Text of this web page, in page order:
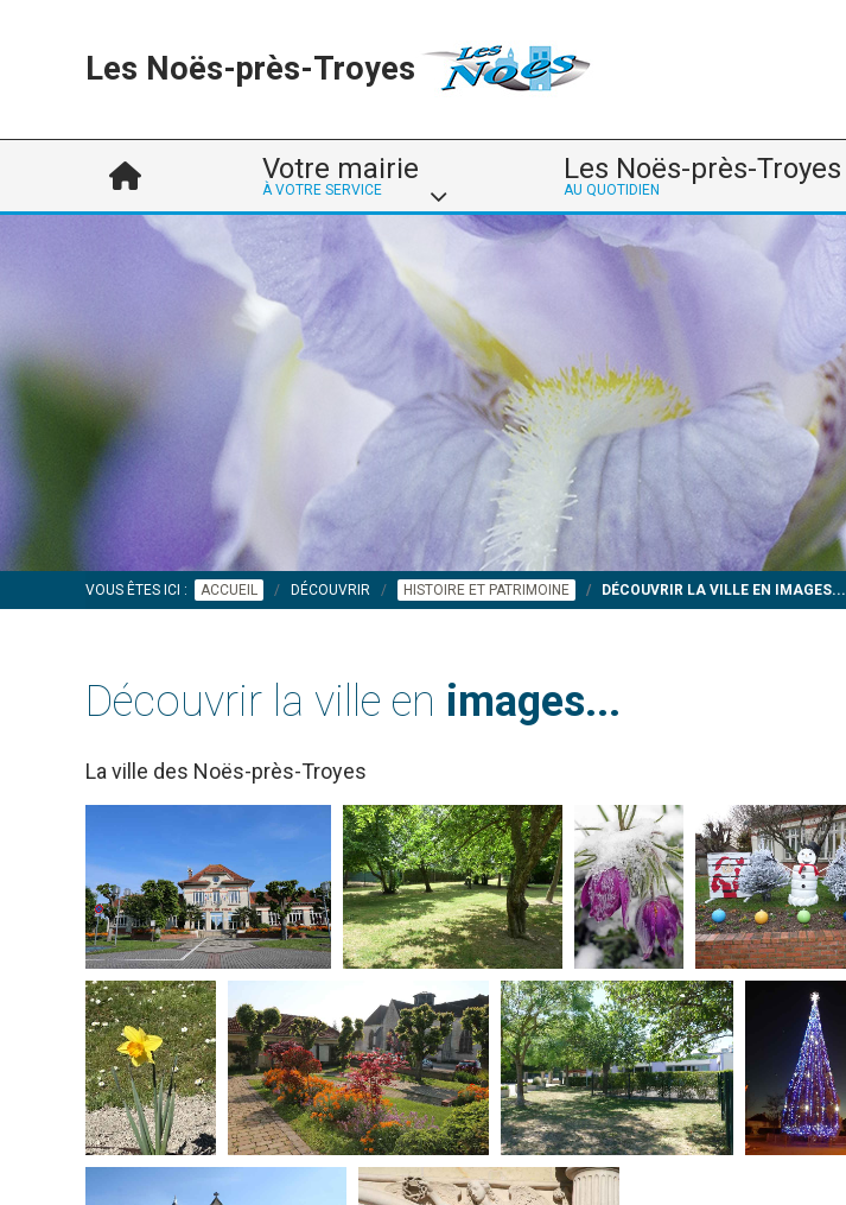
Les Noës-près-Troyes
Votre mairie
À VOTRE SERVICE
Les Noës-près-Troyes
AU QUOTIDIEN
VOUS ÊTES ICI : ACCUEIL DÉCOUVRIR HISTOIRE ET PATRIMOINE DÉCOUVRIR LA VILLE EN IMAGES...
Découvrir la ville en images...
La ville des Noës-près-Troyes